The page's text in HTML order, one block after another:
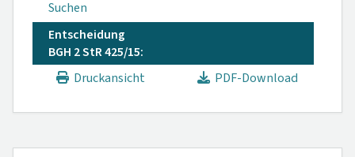
Suchen
Entscheidung
BGH 2 StR 425/15:
Druckansicht
PDF-Download